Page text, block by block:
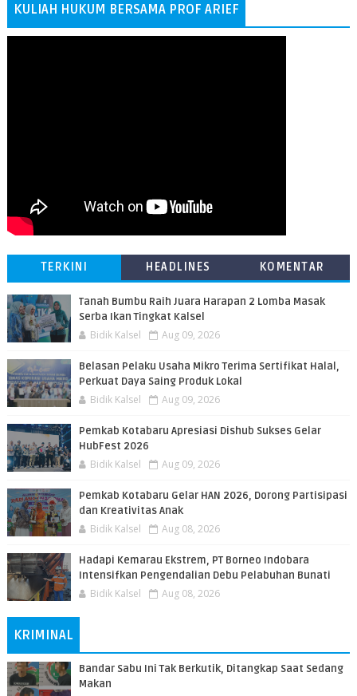
KULIAH HUKUM BERSAMA PROF ARIEF
TERKINI HEADLINES KOMENTAR
Tanah Bumbu Raih Juara Harapan 2 Lomba Masak
Serba Ikan Tingkat Kalsel
Bidik Kalsel Aug 09, 2026
Belasan Pelaku Usaha Mikro Terima Sertifikat Halal,
Perkuat Daya Saing Produk Lokal
Bidik Kalsel Aug 09, 2026
Pemkab Kotabaru Apresiasi Dishub Sukses Gelar
HubFest 2026
Bidik Kalsel Aug 09, 2026
Pemkab Kotabaru Gelar HAN 2026, Dorong Partisipasi
dan Kreativitas Anak
Bidik Kalsel Aug 08, 2026
​Hadapi Kemarau Ekstrem, PT Borneo Indobara
Intensifkan Pengendalian Debu Pelabuhan Bunati
Bidik Kalsel Aug 08, 2026
KRIMINAL
Bandar Sabu Ini Tak Berkutik, Ditangkap Saat Sedang
Makan